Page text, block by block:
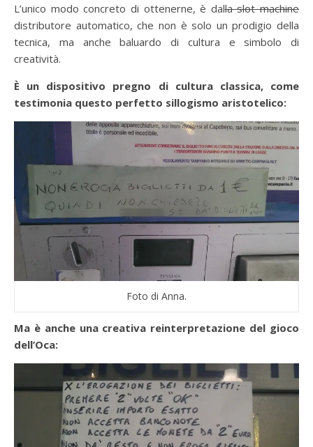
L’unico modo concreto di ottenerne, è dalla slot machine
distributore automatico, che non è solo un prodigio della
tecnica, ma anche baluardo di cultura e simbolo di
creatività.
È un dispositivo pregno di cultura classica, come
testimonia questo perfetto sillogismo aristotelico:
Foto di Anna.
Ma è anche una creativa reinterpretazione del gioco
dell’Oca: